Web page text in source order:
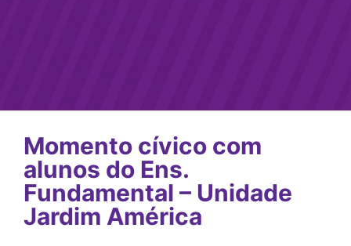
Momento cívico com
alunos do Ens.
Fundamental – Unidade
Jardim América